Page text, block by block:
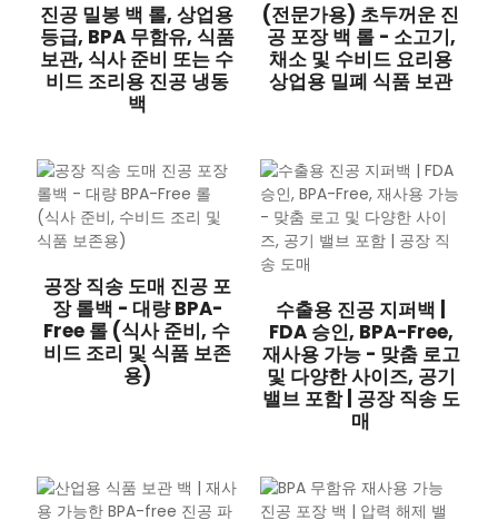
진공 밀봉 백 롤, 상업용
등급, BPA 무함유, 식품
보관, 식사 준비 또는 수
비드 조리용 진공 냉동
백
(전문가용) 초두꺼운 진
공 포장 백 롤 - 소고기,
채소 및 수비드 요리용
상업용 밀폐 식품 보관
공장 직송 도매 진공 포
장 롤백 - 대량 BPA-
Free 롤 (식사 준비, 수
비드 조리 및 식품 보존
용)
수출용 진공 지퍼백 |
FDA 승인, BPA-Free,
재사용 가능 - 맞춤 로고
및 다양한 사이즈, 공기
밸브 포함 | 공장 직송 도
매